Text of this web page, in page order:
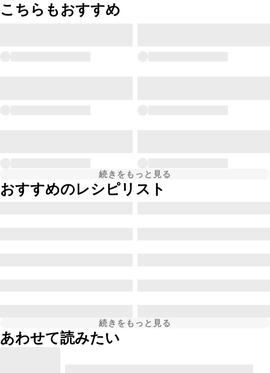
こちらもおすすめ
続きをもっと見る
おすすめのレシピリスト
続きをもっと見る
あわせて読みたい